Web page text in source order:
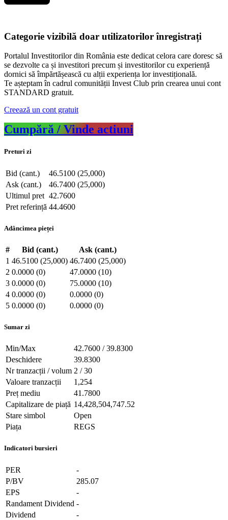
Categorie vizibilă doar utilizatorilor înregistrați
Portalul Investitorilor din România este dedicat celora care doresc să
se dezvolte ca și investitori precum și investitorilor cu experiență
dornici să împărtășească cu alții experiența lor investițională.
Te așteptam în cadrul comunității Invest Club prin crearea unui cont
STANDARD gratuit.
Creează un cont gratuit
Cumpără / Vinde actiuni
Preturi zi
Bid (cant.)
46.5100 (25,000)
Ask (cant.)
46.7400 (25,000)
Ultimul pret 42.7600
Pret referință 44.4600
Adâncimea pieței
# Bid (cant.)
Ask (cant.)
1 46.5100 (25,000) 46.7400 (25,000)
2 0.0000 (0)
47.0000 (10)
3 0.0000 (0)
75.0000 (10)
4 0.0000 (0)
0.0000 (0)
5 0.0000 (0) 0.0000 (0)
Sumar zi
Min/Max
42.7600 / 39.8300
Deschidere
39.8300
Nr tranzacții / volum 2 / 30
Valoare tranzacții
1,254
Preț mediu
41.7800
Capitalizare de piață 14,428,504,747.52
Stare simbol
Open
Piața
REGS
Indicatori bursieri
PER
-
P/BV
285.07
EPS
-
Randament Dividend -
Dividend
-